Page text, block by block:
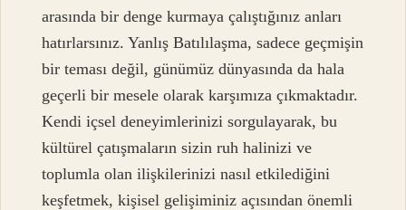
arasında bir denge kurmaya çalıştığınız anları
hatırlarsınız. Yanlış Batılılaşma, sadece geçmişin
bir teması değil, günümüz dünyasında da hala
geçerli bir mesele olarak karşımıza çıkmaktadır.
Kendi içsel deneyimlerinizi sorgulayarak, bu
kültürel çatışmaların sizin ruh halinizi ve
toplumla olan ilişkilerinizi nasıl etkilediğini
keşfetmek, kişisel gelişiminiz açısından önemli